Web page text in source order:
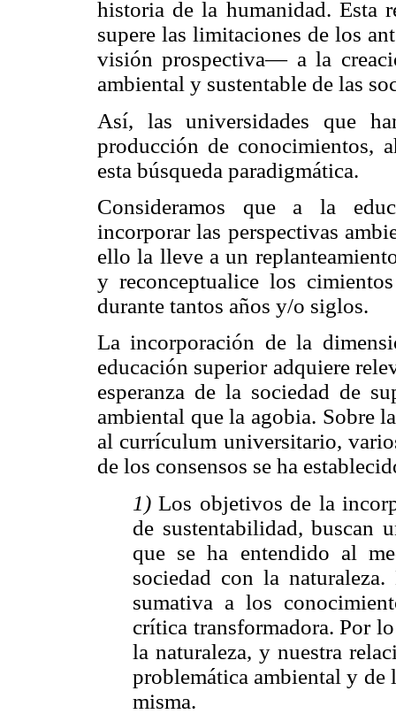
historia de la humanidad. Esta
supere las limitaciones de los
visión prospectiva— a la
ambiental y sustentable de las
Así, las universidades que
producción de conocimientos,
esta búsqueda paradigmática.
Consideramos que a la
incorporar las perspectivas
ello la lleve a un
y reconceptualice los
durante tantos años y/o siglos.
La incorporación de la
educación superior adquiere
esperanza de la sociedad de
ambiental que la agobia. Sobre
al currículum universitario,
de los consensos se ha
1) Los objetivos de la
de sustentabilidad, buscan
que se ha entendido al
sociedad con la
sumativa a los
crítica transformadora. Por
la naturaleza, y nuestra
problemática ambiental y de
misma.